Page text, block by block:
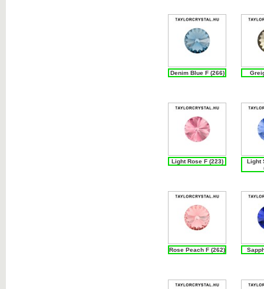
Denim Blue F (266)
Light Rose F (223)
Light
Rose Peach F (262)